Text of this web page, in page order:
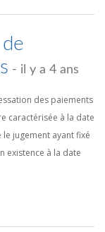
- il y a 4 ans
des paiements
caractérisée à la date
jugement ayant fixé
existence à la date